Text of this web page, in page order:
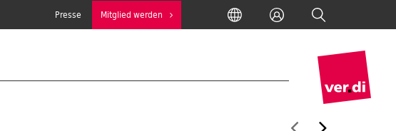
Presse Mitglied werden InternationalAnmelden